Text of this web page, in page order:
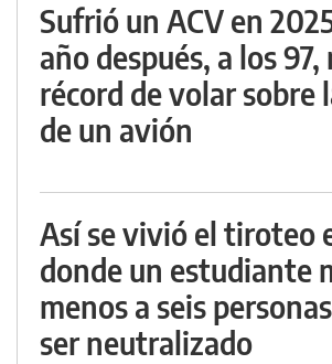
Sufrió un ACV en
año después, a los
récord de volar sobre
de un avión
Así se vivió el tiroteo
donde un estudiante
menos a seis
ser neutralizado